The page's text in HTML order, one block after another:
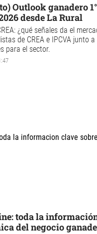
Outlook ganadero 1°
desde La Rural
¿qué señales da el
de CREA e IPCVA junto
para el sector.
toda la
del negocio